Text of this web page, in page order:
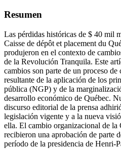
Resumen
Las pérdidas históricas de $ 40 mil
Caisse de dépôt et placement du
produjeron en el contexto de
de la Revolución Tranquila. Este
cambios son parte de un proceso
resultante de la aplicación de los
pública (NGP) y de la
desarrollo económico de Québec.
discurso editorial de la prensa
legislación vigente y a la nueva
ella. El cambio organizacional de la
recibieron una aprobación de parte
período de la presidencia de Henri-